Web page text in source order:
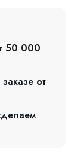
50 000
от